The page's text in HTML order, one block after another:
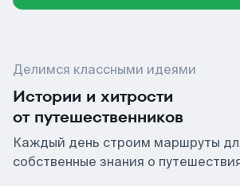
Делимся классными идеями
Истории и хитрости
от путешественников
Каждый день строим маршруты
собственные знания о